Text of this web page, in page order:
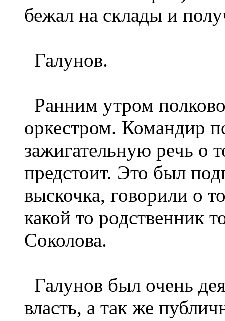
бежал на склады и
Галунов.
Ранним утром
оркестром. Командир
зажигательную речь о
предстоит. Это был
выскочка, говорили о
какой то родственник
Соколова.
Галунов был очень
власть, а так же